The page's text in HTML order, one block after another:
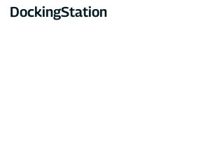
DockingStation